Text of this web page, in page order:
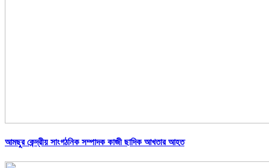
আমছুর কেন্দ্রীয় সাংগঠনিক সম্পাদক কাজী ছাদিক আখতার আহত